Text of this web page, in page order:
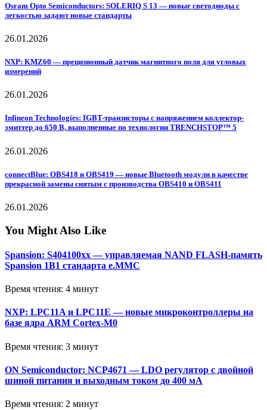
Osram Opto Semiconductors: SOLERIQ S 13 — новые светодиоды с
легкостью задают новые стандарты
26.01.2026
NXP: KMZ60 — прецизионный датчик магнитного поля для угловых
измерений
26.01.2026
Infineon Technologies: IGBT-транзисторы с напряжением коллектор-
эмиттер до 650 В, выполненные по технологии TRENCHSTOP™ 5
26.01.2026
connectBlue: OBS418 и OBS419 — новые Bluetooth модули в качестве
прекрасной замены снятым с производства OBS410 и OBS411
26.01.2026
You Might Also Like
Spansion: S404100xx — управляемая NAND FLASH-память
Spansion 1B1 стандарта e.MMC
Время чтения: 4 минут
NXP: LPC11A и LPC11E — новые микроконтроллеры на
базе ядра ARM Cortex-M0
Время чтения: 3 минут
ON Semiconductor: NCP4671 — LDO регулятор с двойной
шиной питания и выходным током до 400 мА
Время чтения: 2 минут